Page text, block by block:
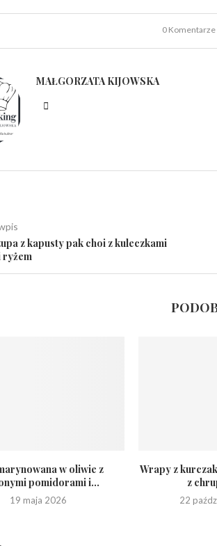
0 Komentarze
MAŁGORZATA KIJOWSKA
z kapusty pak choi z kuleczkami
ryżem
w oliwie z
pomidorami i...
19 maja 2026
Wrapy z
z
22